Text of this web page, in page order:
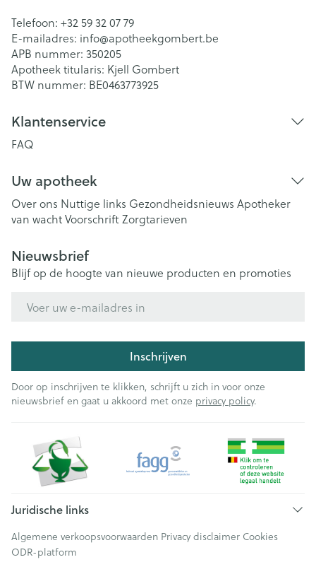
Telefoon: +32 59 32 07 79
E-mailadres: info@apotheekgombert.be
APB nummer: 350205
Apotheek titularis: Kjell Gombert
BTW nummer: BE0463773925
Klantenservice
FAQ
Uw apotheek
Over ons Nuttige links Gezondheidsnieuws Apotheker
van wachtVoorschriftZorgtarieven
Nieuwsbrief
Blijf op de hoogte van nieuwe producten en promoties
Inschrijven
Door op inschrijven te klikken, schrijft u zich in voor onze
nieuwsbrief en gaat u akkoord met onze privacy policy.
Juridische links
Algemene verkoopsvoorwaarden Privacy disclaimer Cookies
ODR-platform